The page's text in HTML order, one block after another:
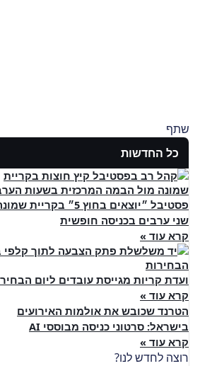
שתף
כל החדשות
פסטיבל ״יוצאים בחוץ 5״ בקריית
שני ערבים בכניסה חופשית
קרא עוד »
ועדת קריות מגייסת עובדים ליום
קרא עוד »
הטרנד שכובש את אולמות האירועים
בישראל: סרטוני כניסה מבוססי AI
קרא עוד »
רוצה לחדש לנו?